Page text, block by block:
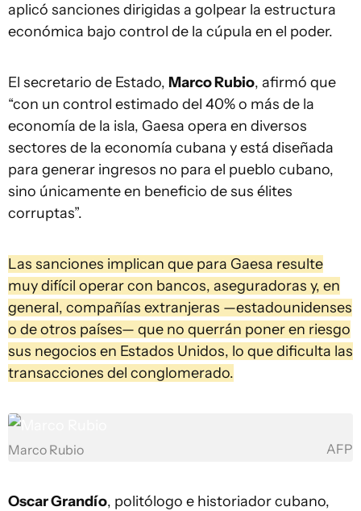
aplicó sanciones dirigidas a golpear la estructura
económica bajo control de la cúpula en el poder.
El secretario de Estado, Marco Rubio, afirmó que
“con un control estimado del 40% o más de la
economía de la isla, Gaesa opera en diversos
sectores de la economía cubana y está diseñada
para generar ingresos no para el pueblo cubano,
sino únicamente en beneficio de sus élites
corruptas”.
Las sanciones implican que para Gaesa resulte
muy difícil operar con bancos, aseguradoras y, en
general, compañías extranjeras —estadounidenses
o de otros países— que no querrán poner en riesgo
sus negocios en Estados Unidos, lo que dificulta las
transacciones del conglomerado.
Marco Rubio AFP
Oscar Grandío, politólogo e historiador cubano,